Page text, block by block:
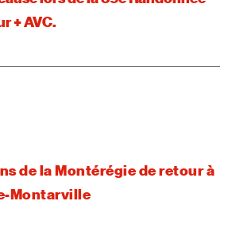
+ AVC.
de la Montérégie de retour à
Montarville